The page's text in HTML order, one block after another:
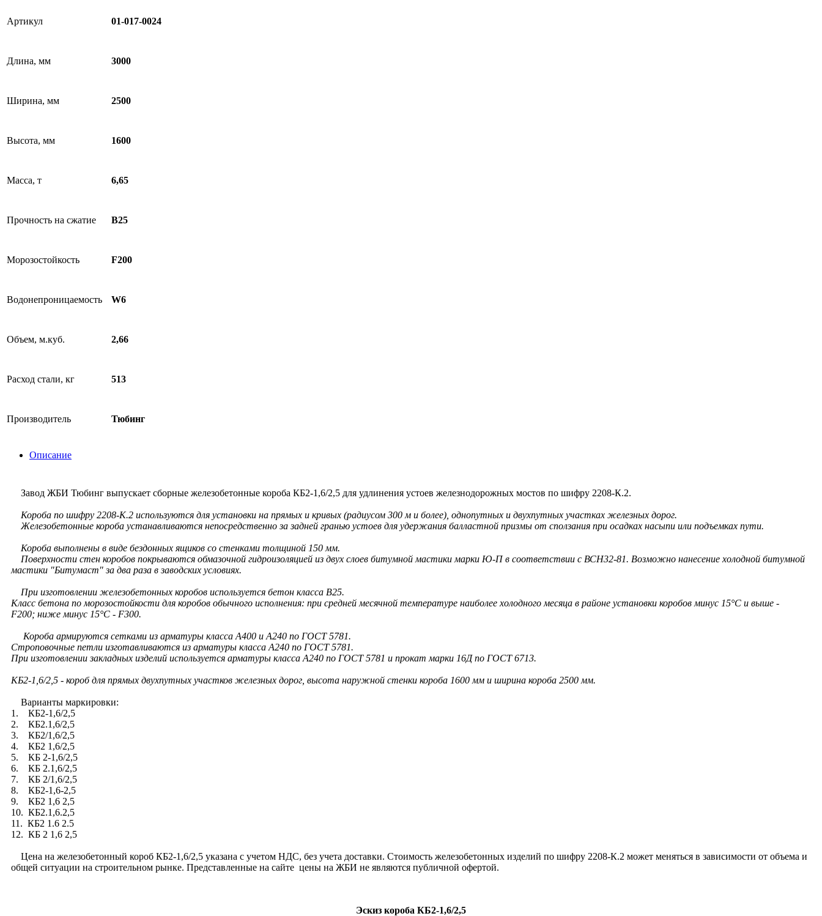
Артикул 01-017-0024
Длина, мм 3000
Ширина, мм 2500
Высота, мм 1600
Масса, т 6,65
Прочность на сжатие B25
Морозостойкость F200
Водонепроницаемость W6
Объем, м.куб. 2,66
Расход стали, кг 513
Производитель Тюбинг
Описание
Завод ЖБИ Тюбинг выпускает сборные железобетонные короба КБ2-1,6/2,5 для удлинения устоев железнодорожных мостов по шифру 2208-К.2.
Короба по шифру 2208-К.2 используются для установки на прямых и кривых (радиусом 300 м и более), однопутных и двухпутных участках железных дорог.
Железобетонные короба устанавливаются непосредственно за задней гранью устоев для удержания балластной призмы от сползания при осадках насыпи или подъемках пути.
Короба выполнены в виде бездонных ящиков со стенками толщиной 150 мм.
Поверхности стен коробов покрываются обмазочной гидроизоляцией из двух слоев битумной мастики марки Ю-П в соответствии с ВСН32-81. Возможно нанесение холодной битумной
мастики "Битумаст" за два раза в заводских условиях.
При изготовлении железобетонных коробов используется бетон класса В25.
Класс бетона по морозостойкости для коробов обычного исполнения: при средней месячной температуре наиболее холодного месяца в районе установки коробов минус 15°С и выше -
F200; ниже минус 15°С - F300.
Короба армируются сетками из арматуры класса А400 и А240 по ГОСТ 5781.
Строповочные петли изготавливаются из арматуры класса А240 по ГОСТ 5781.
При изготовлении закладных изделий используется арматуры класса А240 по ГОСТ 5781 и прокат марки 16Д по ГОСТ 6713.
КБ2-1,6/2,5 - короб для прямых двухпутных участков железных дорог, высота наружной стенки короба 1600 мм и ширина короба 2500 мм.
Варианты маркировки:
1. КБ2-1,6/2,5
2. КБ2.1,6/2,5
3. КБ2/1,6/2,5
4. КБ2 1,6/2,5
5. КБ 2-1,6/2,5
6. КБ 2.1,6/2,5
7. КБ 2/1,6/2,5
8. КБ2-1,6-2,5
9. КБ2 1,6 2,5
10. КБ2.1,6.2,5
11. КБ2 1.6 2.5
12. КБ 2 1,6 2,5
Цена на железобетонный короб КБ2-1,6/2,5 указана с учетом НДС, без учета доставки. Стоимость железобетонных изделий по шифру 2208-К.2 может меняться в зависимости от объема и
общей ситуации на строительном рынке. Представленные на сайте цены на ЖБИ не являются публичной офертой.
Эскиз короба КБ2-1,6/2,5